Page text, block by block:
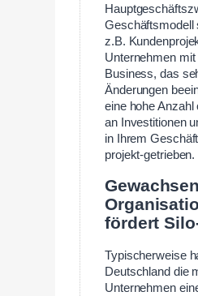
Geschäftsmodell
z.B.
Unternehmen mit
Business, das
Änderungen
eine hohe Anzahl
an Investitionen
in Ihrem
projekt-getrieben.
fördert
Typischerweise
Deutschland die
Unternehmen